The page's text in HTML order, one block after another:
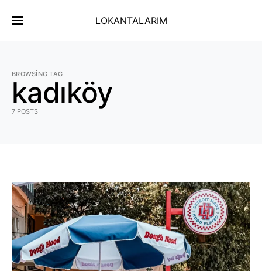
LOKANTALARIM
BROWSING TAG
kadıköy
7 POSTS